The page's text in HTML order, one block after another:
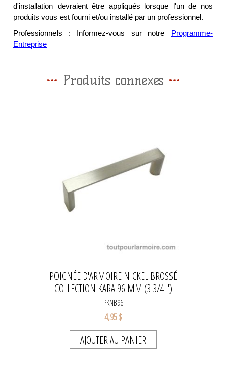
d'installation devraient être appliqués lorsque l'un de nos
produits vous est fourni et/ou installé par un professionnel.
Professionnels : Informez-vous sur notre
Programme-
Entreprise
Produits connexes
POIGNÉE D'ARMOIRE NICKEL BROSSÉ
COLLECTION KARA 96 MM (3 3/4 ")
PKNB96
4,95 $
AJOUTER AU PANIER